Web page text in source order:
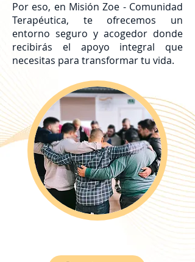
Por eso, en Misión Zoe - Comunidad
Terapéutica, te ofrecemos un
entorno seguro y acogedor donde
recibirás el apoyo integral que
necesitas para transformar tu vida.